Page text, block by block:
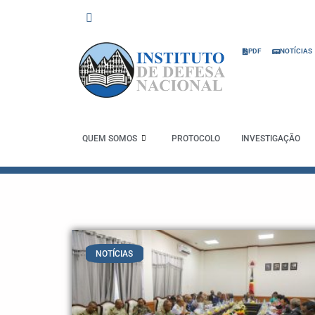
PDF NOTÍCIAS
QUEM SOMOS PROTOCOLO INVESTIGAÇÃO
NOTÍCIAS